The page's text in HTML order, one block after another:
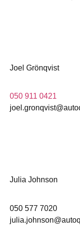
Joel Grönqvist
050 911 0421
Julia Johnson
050 577 7020